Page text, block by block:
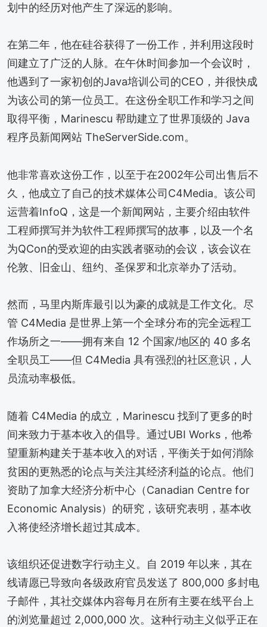
划中的经历对他产生了深远的影响。
在第二年，他在硅谷获得了一份工作，并利用这段时
间建立了广泛的人脉。在午休时间参加一个会议时，
他遇到了一家初创的Java培训公司的CEO，并很快成
为该公司的第一位员工。在这份全职工作和学习之间
取得平衡，Marinescu 帮助建立了世界顶级的 Java
程序员新闻网站 TheServerSide.com。
他非常喜欢这份工作，以至于在2002年公司出售后不
久，他成立了自己的技术媒体公司C4Media。该公司
运营着InfoQ，这是一个新闻网站，主要介绍由软件
工程师撰写并为软件工程师撰写的故事，以及一个名
为QCon的受欢迎的由实践者驱动的会议，该会议在
伦敦、旧金山、纽约、圣保罗和北京举办了活动。
然而，马里内斯库最引以为豪的成就是工作文化。尽
管 C4Media 是世界上第一个全球分布的完全远程工
作场所之一——拥有来自 12 个国家/地区的 40 多名
全职员工——但 C4Media 具有强烈的社区意识，人
员流动率极低。
随着 C4Media 的成立，Marinescu 找到了更多的时
间来致力于基本收入的倡导。通过UBI Works，他希
望重新构建关于基本收入的对话，平衡关于如何消除
贫困的更熟悉的论点与关注其经济利益的论点。他们
资助了加拿大经济分析中心（Canadian Centre for
Economic Analysis）的研究，该研究表明，基本收
入将使经济增长超过其成本。
该组织还促进数字行动主义。自 2019 年以来，其在
线请愿已导致向各级政府官员发送了 800,000 多封电
子邮件，其社交媒体内容每月在所有主要在线平台上
的浏览量超过 2,000,000 次。这种行动主义似乎正在